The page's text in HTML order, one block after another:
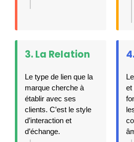
3. La Relation
Le type de lien que la
marque cherche à
établir avec ses
clients. C’est le style
d’interaction et
d’échange.
et